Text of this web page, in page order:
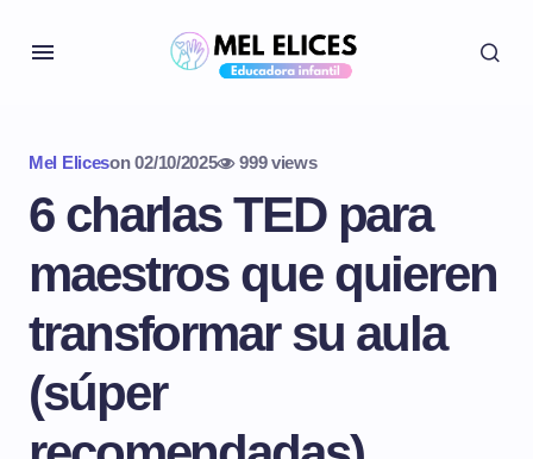
Mel Eliceson 02/10/2025 999 views
6 charlas TED para
maestros que quieren
transformar su aula
(súper